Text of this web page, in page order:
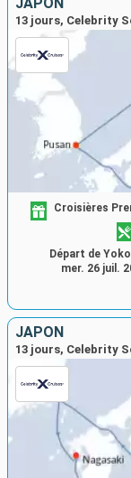
13 jours, Celebrity
Croisières
Départ de
mer. 26 juil.
JAPON
13 jours, Celebrity